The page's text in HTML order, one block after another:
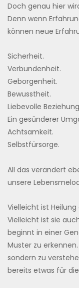
Doch genau hier
Denn wenn
können neue
Sicherheit.
Verbundenheit.
Geborgenheit.
Bewusstheit.
Liebevolle
Ein gesünderer
Achtsamkeit.
Selbstfürsorge.
All das verändert
unsere
Vielleicht ist
Vielleicht ist sie
beginnt in einer
Muster zu
sondern zu
bereits etwas für